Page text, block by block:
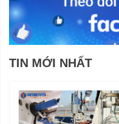
TIN MỚI NHẤT